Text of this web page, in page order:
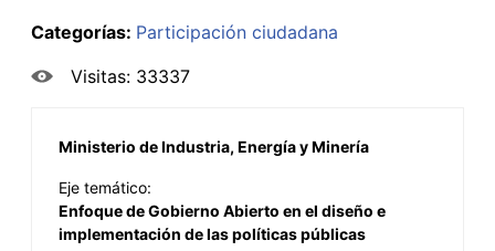
Categorías: Participación ciudadana
Visitas: 33337
Ministerio de Industria, Energía y Minería
Eje temático:
Enfoque de Gobierno Abierto en el diseño e
implementación de las políticas públicas